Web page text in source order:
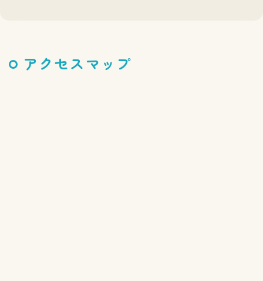
アクセスマップ